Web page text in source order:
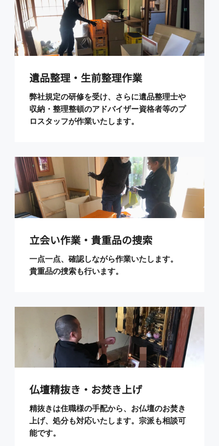
遺品整理・生前整理作業
弊社規定の研修を受け、さらに遺品整理士や
収納・整理整頓のアドバイザー資格者等のプ
ロスタッフが作業いたします。
立会い作業・貴重品の捜索
一点一点、確認しながら作業いたします。
貴重品の捜索も行います。
仏壇精抜き・お焚き上げ
精抜きは住職様の手配から、お仏壇のお焚き
上げ、処分も対応いたします。宗派も相談可
能です。